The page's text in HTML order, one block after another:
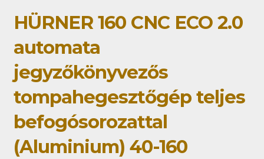
HÜRNER 160 CNC ECO 2.0
automata
jegyzőkönyvezős
tompahegesztőgép teljes
befogósorozattal
(Aluminium) 40-160